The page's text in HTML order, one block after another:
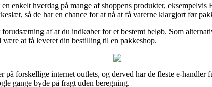
enkelt hverdag på mange af shoppens produkter,
så de har en chance for at nå at få varerne klargjort før
af at du indkøber for et bestemt beløb. Som
at få leveret din bestilling til en pakkeshop.
forskellige internet outlets, og derved har de fleste e-
gange byde på fragt uden beregning.